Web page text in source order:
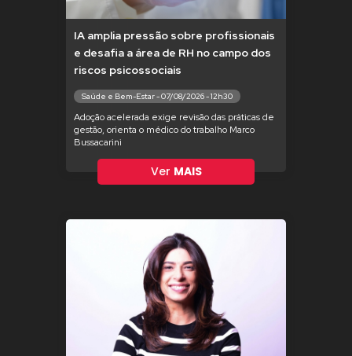
IA amplia pressão sobre profissionais
e desafia a área de RH no campo dos
riscos psicossociais
Saúde e Bem-Estar - 07/08/2026 - 12h30
Adoção acelerada exige revisão das práticas de
gestão, orienta o médico do trabalho Marco
Bussacarini
Ver MAIS